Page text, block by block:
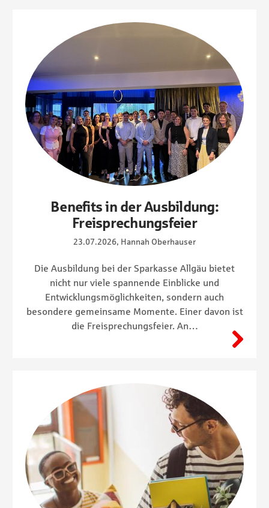
Benefits in der Ausbildung:
Freisprechungsfeier
23.07.2026, Hannah Oberhauser
Die Ausbildung bei der Sparkasse Allgäu bietet
nicht nur viele spannende Einblicke und
Entwicklungsmöglichkeiten, sondern auch
besondere gemeinsame Momente. Einer davon ist
die Freisprechungsfeier. An…